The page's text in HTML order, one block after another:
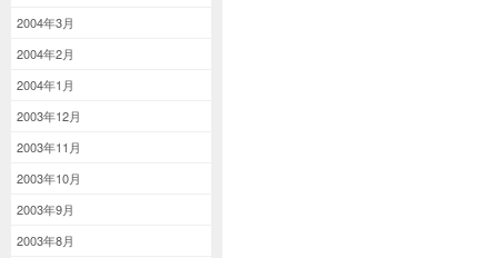
2004年3月
2004年2月
2004年1月
2003年12月
2003年11月
2003年10月
2003年9月
2003年8月